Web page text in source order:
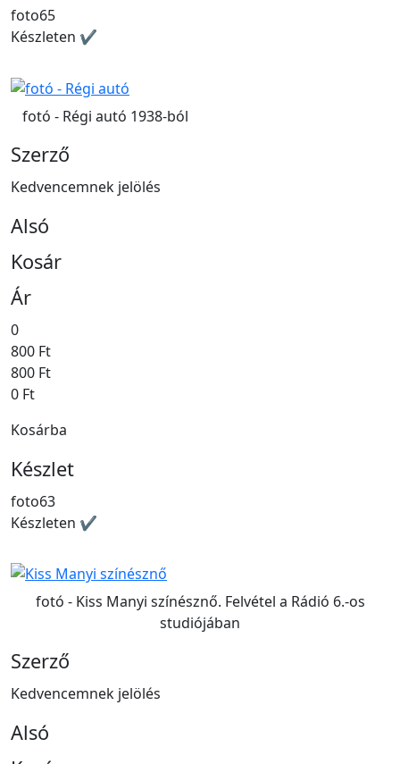
foto65
Készleten ✔
fotó - Régi autó 1938-ból
Szerző
Kedvencemnek jelölés
Alsó
Kosár
Ár
0
800 Ft
800 Ft
0 Ft
Kosárba
Készlet
foto63
Készleten ✔
fotó - Kiss Manyi színésznő. Felvétel a Rádió 6.-os
studiójában
Szerző
Kedvencemnek jelölés
Alsó